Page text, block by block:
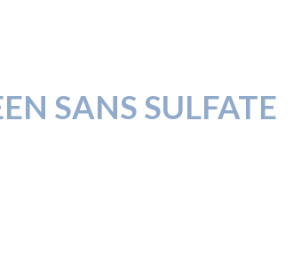
SANS SULFATE